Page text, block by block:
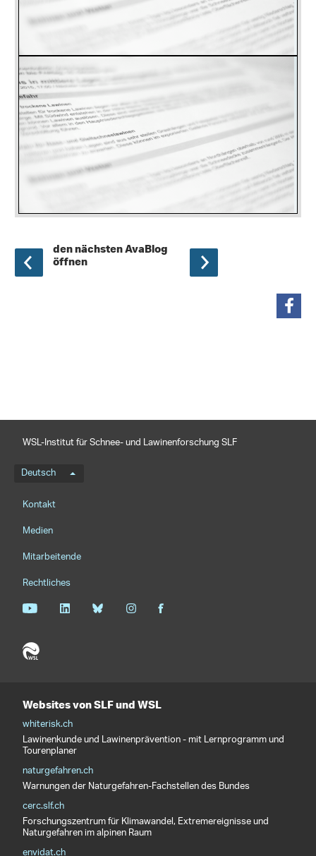
den nächsten AvaBlog
öffnen
WSL-Institut für Schnee- und Lawinenforschung SLF
Sprachmenü
Deutsch
Footernavigation
Kontakt
Medien
Mitarbeitende
Rechtliches
Websites von SLF und WSL
whiterisk.ch
Lawinenkunde und Lawinenprävention - mit Lernprogramm und
Tourenplaner
naturgefahren.ch
Warnungen der Naturgefahren-Fachstellen des Bundes
cerc.slf.ch
Forschungszentrum für Klimawandel, Extremereignisse und
Naturgefahren im alpinen Raum